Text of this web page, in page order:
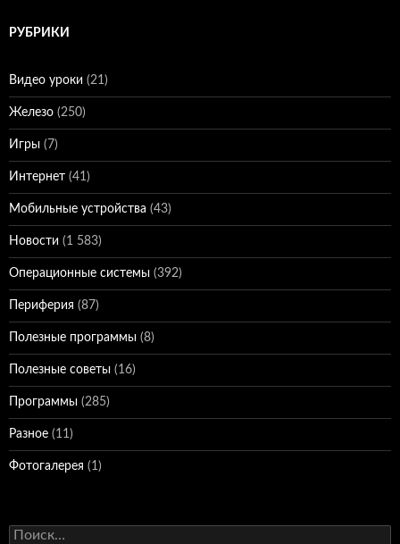
РУБРИКИ
Видео уроки (21)
Железо (250)
Игры (7)
Интернет (41)
Мобильные устройства (43)
Новости (1 583)
Операционные системы (392)
Периферия (87)
Полезные программы (8)
Полезные советы (16)
Программы (285)
Разное (11)
Фотогалерея (1)
Найти: